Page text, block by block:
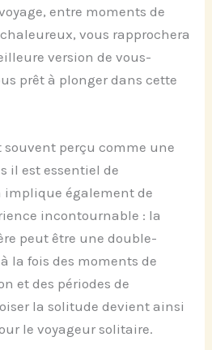
entre moments de
vous rapprochera
version de vous-
prêt à plonger dans cette
souvent perçu comme une
il est essentiel de
implique également de
incontournable : la
peut être une double-
la fois des moments de
et des périodes de
la solitude devient ainsi
le voyageur solitaire.